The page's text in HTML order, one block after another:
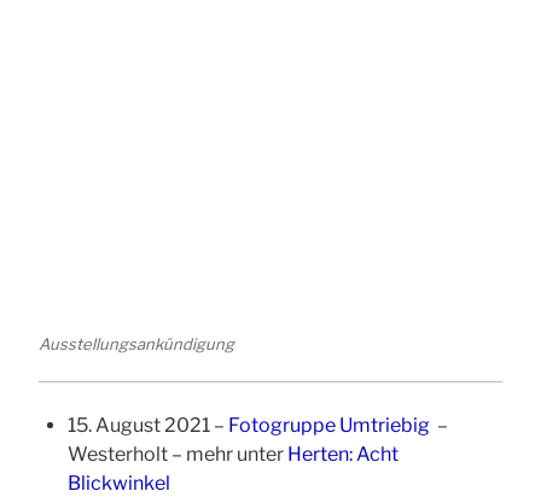
Ausstellungsankündigung
15. August 2021 – Fotogruppe Umtriebig –
Westerholt – mehr unter Herten: Acht
Blickwinkel